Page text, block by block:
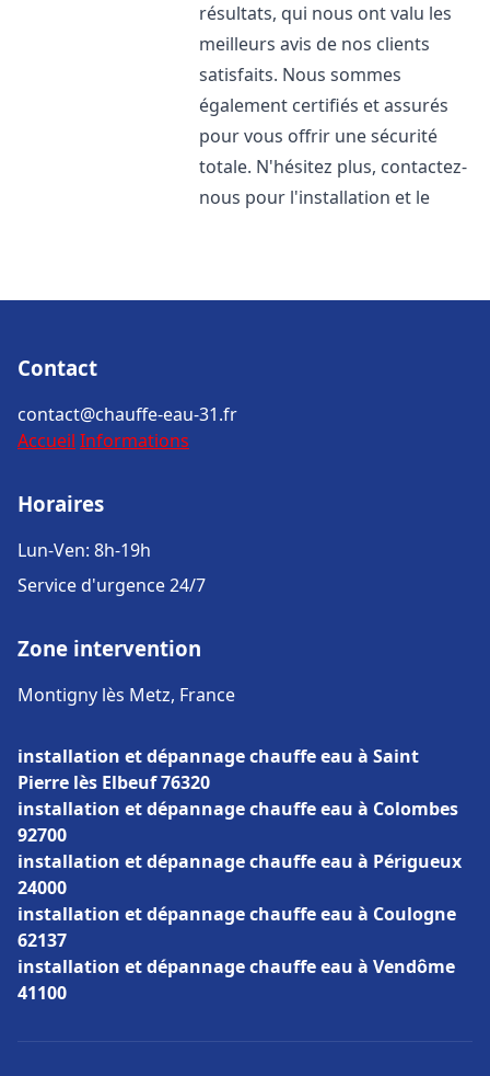
résultats, qui nous ont valu les
meilleurs avis de nos clients
satisfaits. Nous sommes
également certifiés et assurés
pour vous offrir une sécurité
totale. N'hésitez plus, contactez-
nous pour l'installation et le
Contact
contact@chauffe-eau-31.fr
Accueil Informations
Horaires
Lun-Ven: 8h-19h
Service d'urgence 24/7
Zone intervention
Montigny lès Metz, France
installation et dépannage chauffe eau à Saint
Pierre lès Elbeuf 76320
installation et dépannage chauffe eau à Colombes
92700
installation et dépannage chauffe eau à Périgueux
24000
installation et dépannage chauffe eau à Coulogne
62137
installation et dépannage chauffe eau à Vendôme
41100